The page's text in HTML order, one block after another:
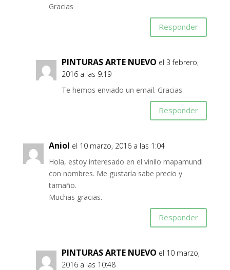
Gracias
Responder
PINTURAS ARTE NUEVO el 3 febrero,
2016 a las 9:19
Te hemos enviado un email. Gracias.
Responder
Aniol el 10 marzo, 2016 a las 1:04
Hola, estoy interesado en el vinilo mapamundi
con nombres. Me gustaría sabe precio y
tamaño.
Muchas gracias.
Responder
PINTURAS ARTE NUEVO el 10 marzo,
2016 a las 10:48